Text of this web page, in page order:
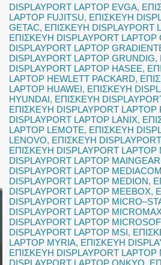
DISPLAYPORT LAPTOP EVGA,
LAPTOP FUJITSU, ΕΠΙΣΚΕΥΗ
GETAC, ΕΠΙΣΚΕΥΗ DISPLAYPORT
ΕΠΙΣΚΕΥΗ DISPLAYPORT LAPTOP
DISPLAYPORT LAPTOP
DISPLAYPORT LAPTOP GRUNDIG,
DISPLAYPORT LAPTOP HASEE,
LAPTOP HEWLETT PACKARD,
LAPTOP HUAWEI, ΕΠΙΣΚΕΥΗ
HYUNDAI, ΕΠΙΣΚΕΥΗ
ΕΠΙΣΚΕΥΗ DISPLAYPORT LAPTOP
DISPLAYPORT LAPTOP LANIX,
LAPTOP LEMOTE, ΕΠΙΣΚΕΥΗ
LENOVO, ΕΠΙΣΚΕΥΗ
ΕΠΙΣΚΕΥΗ DISPLAYPORT LAPTOP
DISPLAYPORT LAPTOP MAINGEAR
DISPLAYPORT LAPTOP MEDIACOM
DISPLAYPORT LAPTOP MEDION,
DISPLAYPORT LAPTOP MEEBOX,
DISPLAYPORT LAPTOP
DISPLAYPORT LAPTOP
DISPLAYPORT LAPTOP
DISPLAYPORT LAPTOP MSI,
LAPTOP MYRIA, ΕΠΙΣΚΕΥΗ
ΕΠΙΣΚΕΥΗ DISPLAYPORT LAPTOP